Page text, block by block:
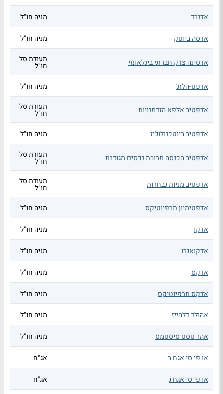
אדנרד מניה חו"ל
אדסה ביוטק מניה חו"ל
אדסינה צדק חברתי בינלאומי תעודת סל
חו"ל
אדפט-הלת'
מניה חו"ל
אדפטיב אלפא הזדמנויות תעודת סל
חו"ל
אדפטיב ביוטכנולוג'יז
מניה חו"ל
אדפטיב הכנסה מרובת נכסים מגודרת תעודת סל
חו"ל
אדפטיב מניות נבחרות תעודת סל
חו"ל
אדפטימיון תרפיוטיקס
מניה חו"ל
אדקו מניה חו"ל
אדקואגרו מניה חו"ל
אדקס מניה חו"ל
אדקס תרפיוטיקס מניה חו"ל
אהולד דלהייז מניה חו"ל
אהר טסט סיסטמס מניה חו"ל
או פי סי אגח ב אג"ח
או פי סי אגח ג אג"ח